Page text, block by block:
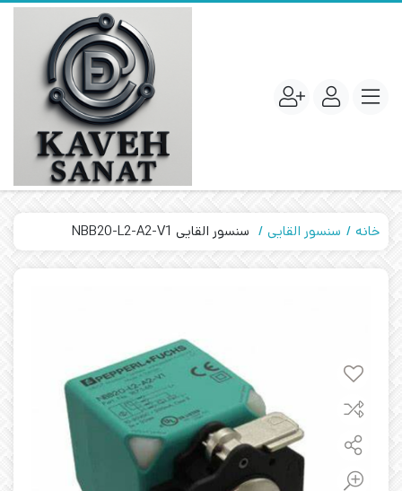
خانه سنسور القایی سنسور القایی NBB20-L2-A2-V1